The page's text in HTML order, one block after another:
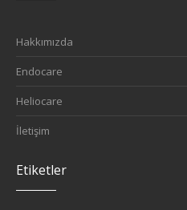
Hakkımızda
Endocare
Heliocare
İletişim
Etiketler